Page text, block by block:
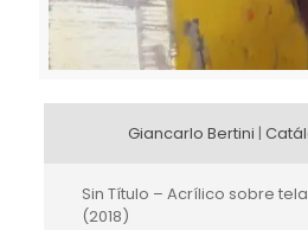
Giancarlo Bertini |
Sin Título – Acrílico sobre
(2018)